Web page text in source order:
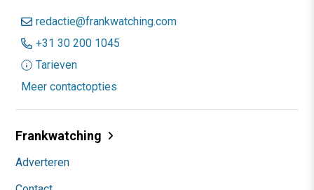
redactie@frankwatching.com
+31 30 200 1045
Tarieven
Meer contactopties
Frankwatching
Adverteren